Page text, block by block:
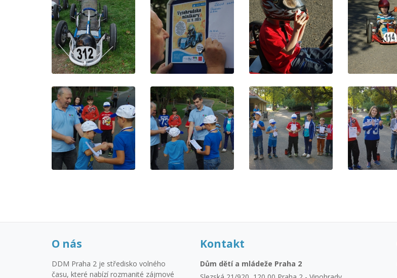
O nás
DDM Praha 2 je středisko volného
času, které nabízí rozmanité zájmové
Kontakt
Dům dětí a mládeže Praha 2